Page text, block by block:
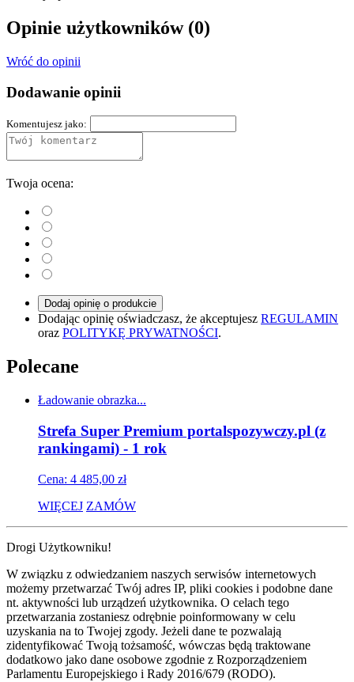
Opinie użytkowników (0)
Wróć do opinii
Dodawanie opinii
Komentujesz jako:
Twoja ocena:
Dodaj opinię o produkcie
Dodając opinię oświadczasz, że akceptujesz REGULAMIN
oraz POLITYKĘ PRYWATNOŚCI.
Polecane
Ładowanie obrazka...
Strefa Super Premium portalspozywczy.pl (z
rankingami) - 1 rok
Cena: 4 485,00 zł
WIĘCEJ ZAMÓW
Drogi Użytkowniku!
W związku z odwiedzaniem naszych serwisów internetowych
możemy przetwarzać Twój adres IP, pliki cookies i podobne dane
nt. aktywności lub urządzeń użytkownika. O celach tego
przetwarzania zostaniesz odrębnie poinformowany w celu
uzyskania na to Twojej zgody. Jeżeli dane te pozwalają
zidentyfikować Twoją tożsamość, wówczas będą traktowane
dodatkowo jako dane osobowe zgodnie z Rozporządzeniem
Parlamentu Europejskiego i Rady 2016/679 (RODO).